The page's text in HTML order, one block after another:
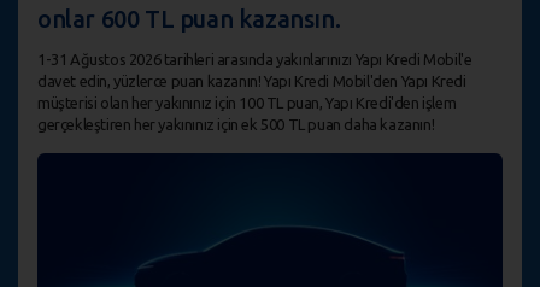
onlar 600 TL puan kazansın.
1-31 Ağustos 2026 tarihleri arasında yakınlarınızı Yapı Kredi Mobil'e
davet edin, yüzlerce puan kazanın! Yapı Kredi Mobil'den Yapı Kredi
müşterisi olan her yakınınız için 100 TL puan, Yapı Kredi'den işlem
gerçekleştiren her yakınınız için ek 500 TL puan daha kazanın!